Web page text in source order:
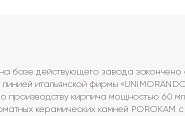
базе действующего завода закончено
итальянской фирмы
производству кирпича мощностью 60
керамических камней POROKAM